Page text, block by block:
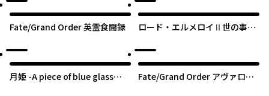
Fate/Grand Order 英霊食聞録
ロード・エルメロイⅡ世の事件
月姫 -A piece of blue glass
Fate/Grand Order アヴァロン